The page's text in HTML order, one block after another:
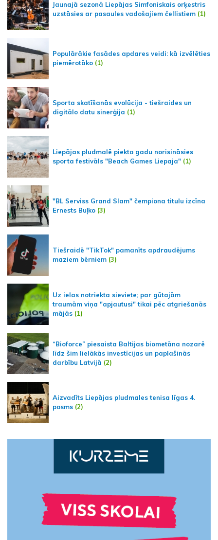
Jaunajā sezonā Liepājas Simfoniskais orķestris
uzstāsies ar pasaules vadošajiem čellistiem (1)
Populārākie fasādes apdares veidi: kā izvēlēties
piemērotāko (1)
Sporta skatīšanās evolūcija - tiešraides un
digitālo datu sinerģija (1)
Liepājas pludmalē piekto gadu norisināsies
sporta festivāls "Beach Games Liepaja" (1)
"BL Serviss Grand Slam" čempiona titulu izcīna
Ernests Buļko (3)
Tiešraidē "TikTok" pamanīts apdraudējums
maziem bērniem (3)
Uz ielas notriekta sieviete; par gūtajām
traumām viņa "apjautusi" tikai pēc atgriešanās
mājās (1)
“Bioforce” piesaista Baltijas biometāna nozarē
līdz šim lielākās investīcijas un paplašinās
darbību Latvijā (2)
Aizvadīts Liepājas pludmales tenisa līgas 4.
posms (2)